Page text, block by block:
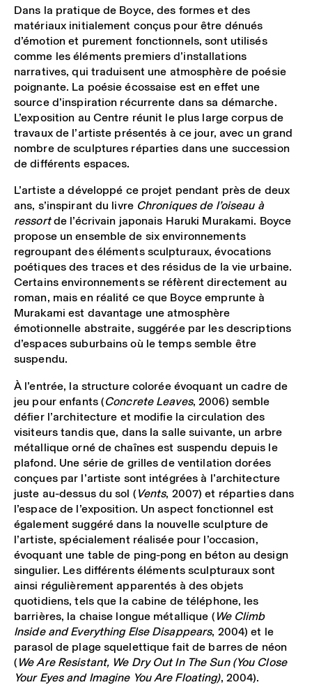
Dans la pratique de Boyce, des formes et des
matériaux initialement conçus pour être dénués
d’émotion et purement fonctionnels, sont utilisés
comme les éléments premiers d’installations
narratives, qui traduisent une atmosphère de poésie
poignante. La poésie écossaise est en effet une
source d’inspiration récurrente dans sa démarche.
L’exposition au Centre réunit le plus large corpus de
travaux de l’artiste présentés à ce jour, avec un grand
nombre de sculptures réparties dans une succession
de différents espaces.
L’artiste a développé ce projet pendant près de deux
ans, s’inspirant du livre Chroniques de l’oiseau à
ressortde l’écrivain japonais Haruki Murakami. Boyce
propose un ensemble de six environnements
regroupant des éléments sculpturaux, évocations
poétiques des traces et des résidus de la vie urbaine.
Certains environnements se réfèrent directement au
roman, mais en réalité ce que Boyce emprunte à
Murakami est davantage une atmosphère
émotionnelle abstraite, suggérée par les descriptions
d’espaces suburbains où le temps semble être
suspendu.
À l’entrée, la structure colorée évoquant un cadre de
jeu pour enfants (Concrete Leaves, 2006) semble
défier l’architecture et modifie la circulation des
visiteurs tandis que, dans la salle suivante, un arbre
métallique orné de chaînes est suspendu depuis le
plafond. Une série de grilles de ventilation dorées
conçues par l’artiste sont intégrées à l’architecture
juste au-dessus du sol (Vents, 2007) et réparties dans
l’espace de l’exposition. Un aspect fonctionnel est
également suggéré dans la nouvelle sculpture de
l’artiste, spécialement réalisée pour l’occasion,
évoquant une table de ping-pong en béton au design
singulier. Les différents éléments sculpturaux sont
ainsi régulièrement apparentés à des objets
quotidiens, tels que la cabine de téléphone, les
barrières, la chaise longue métallique (We Climb
Inside and Everything Else Disappears, 2004) et le
parasol de plage squelettique fait de barres de néon
(We Are Resistant, We Dry Out In The Sun (You Close
Your Eyes and Imagine You Are Floating), 2004).